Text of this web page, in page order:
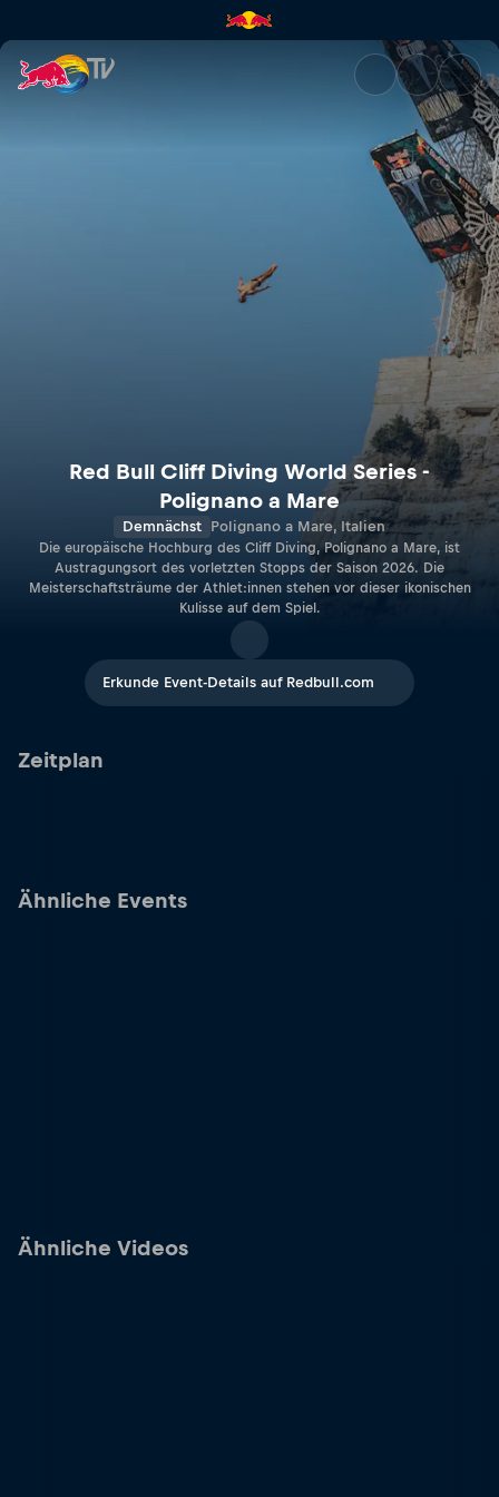
Red Bull Cliff Diving World
Red Bull Cliff Diving World Series -
Polignano a Mare
Demnächst Polignano a Mare, Italien
Die europäische Hochburg des Cliff Diving, Polignano a Mare, ist
Austragungsort des vorletzten Stopps der Saison 2026. Die
Meisterschaftsträume der Athlet:innen stehen vor dieser ikonischen
Kulisse auf dem Spiel.
Erkunde Event-Details auf Redbull.com
Zeitplan
Ähnliche Events
Ähnliche Videos